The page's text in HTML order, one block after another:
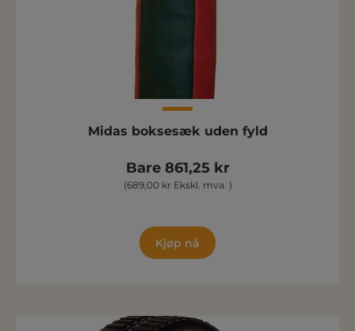
Midas boksesæk uden fyld
Bare 861,25 kr
(689,00 kr Ekskl. mva. )
Kjøp nå